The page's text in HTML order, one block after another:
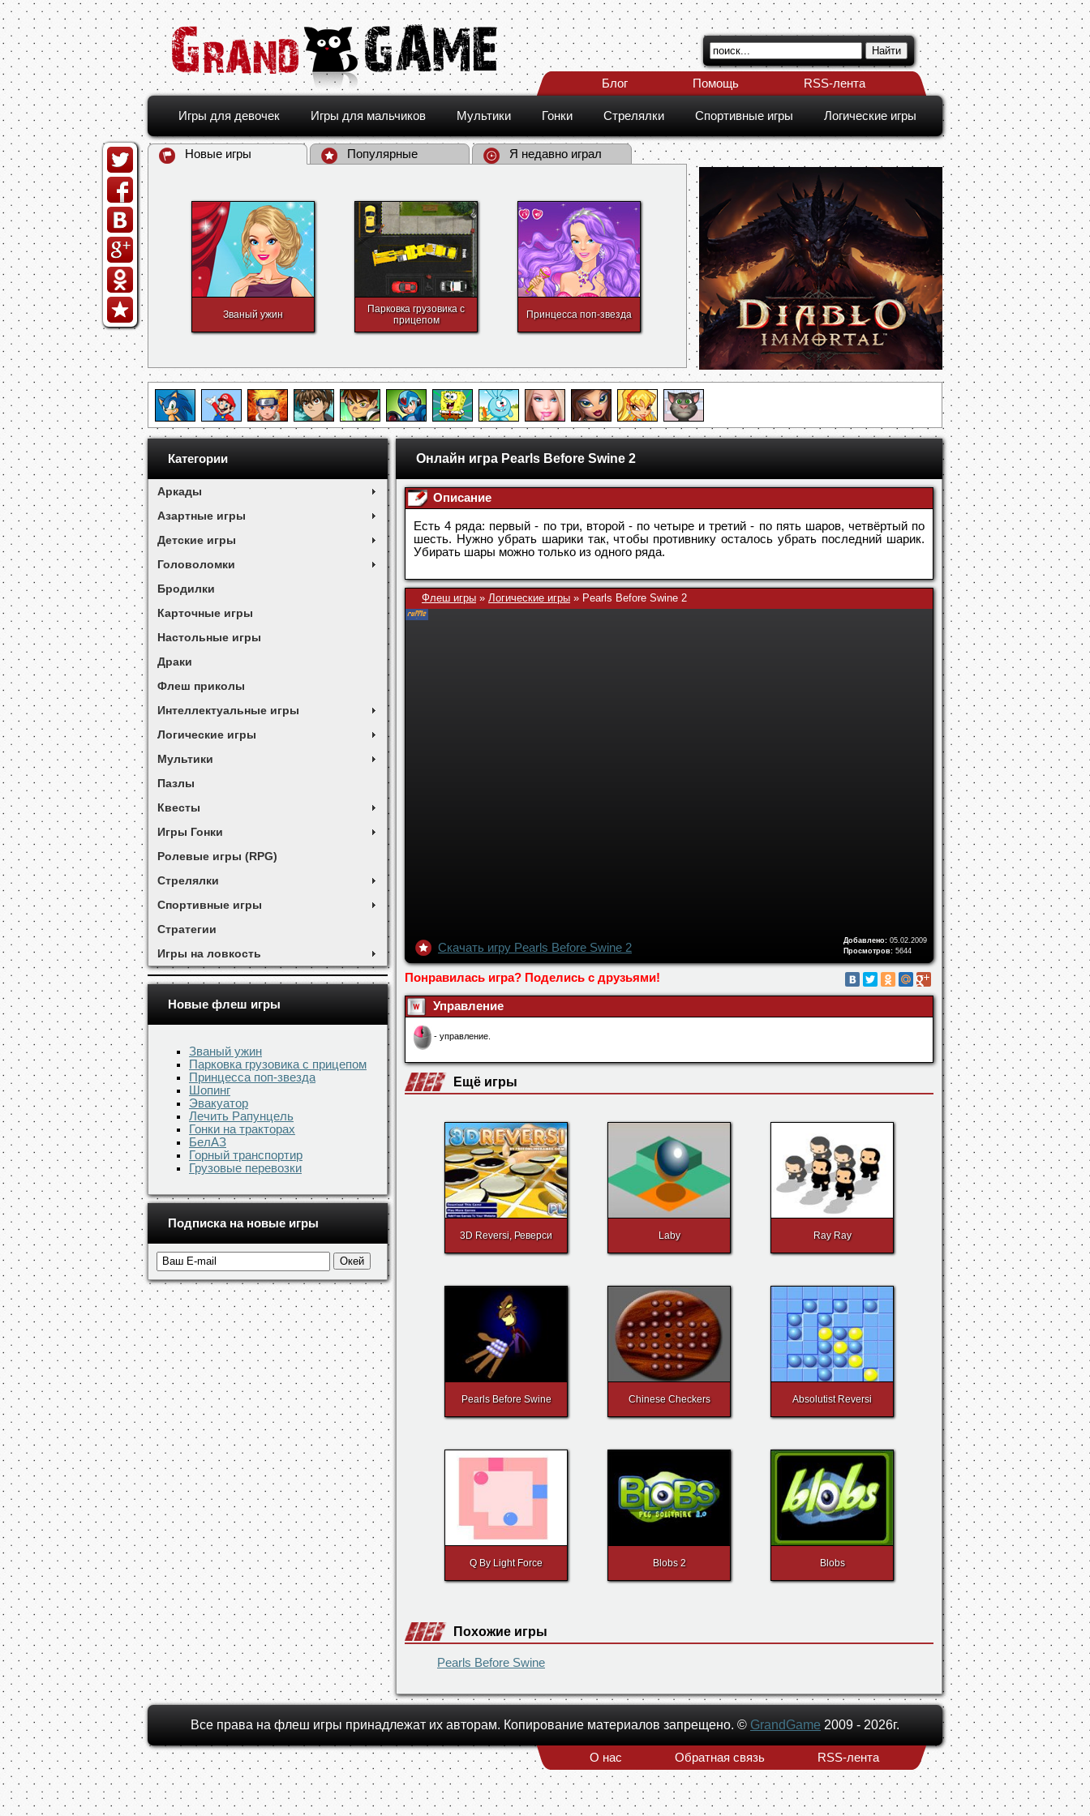
Блог Помощь RSS-лента
Игры для девочек Игры для мальчиков Мультики Гонки Стрелялки Спортивные игры Логические игры
Новые игры Популярные Я недавно играл
Званый ужин
Парковка грузовика с
прицепом
Принцесса поп-звезда
Категории
Аркады
Азартные игры
Детские игры
Головоломки
Бродилки
Карточные игры
Настольные игры
Драки
Флеш приколы
Интеллектуальные игры
Логические игры
Мультики
Пазлы
Квесты
Игры Гонки
Ролевые игры (RPG)
Стрелялки
Спортивные игры
Стратегии
Игры на ловкость
Новые флеш игры
Званый ужин
Парковка грузовика с прицепом
Принцесса поп-звезда
Шопинг
Эвакуатор
Лечить Рапунцель
Гонки на тракторах
БелАЗ
Горный транспортир
Грузовые перевозки
Подписка на новые игры
Онлайн игра Pearls Before Swine 2
Описание
Есть 4 ряда: первый - по три, второй - по четыре и третий - по пять шаров, четвёртый по
шесть. Нужно убрать шарики так, чтобы противнику осталось убрать последний шарик.
Убирать шары можно только из одного ряда.
Флеш игры » Логические игры » Pearls Before Swine 2
Скачать игру Pearls Before Swine 2
Просмотров:5644
Понравилась игра? Поделись с друзьями!
Управление
Ещё игры
3D Reversi, Реверси Laby Ray Ray
Absolutist Reversi
Q By Light Force
Похожие игры
Pearls Before Swine
Все права на флеш игры принадлежат их авторам. Копирование материалов запрещено. © GrandGame 2009 - 2026г.